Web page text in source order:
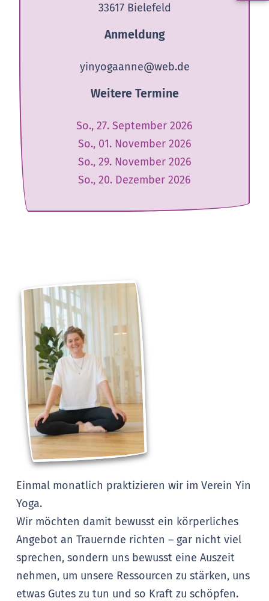
Einmal monatlich praktizieren wir im Verein Yin
Yoga.
Wir möchten damit bewusst ein körperliches
Angebot an Trauernde richten – gar nicht viel
sprechen, sondern uns bewusst eine Auszeit
nehmen, um unsere Ressourcen zu stärken, uns
etwas Gutes zu tun und so Kraft zu schöpfen.
33617 Bielefeld
Anmeldung
yinyogaanne@web.de
Weitere Termine
So., 27. September 2026
So., 01. November 2026
So., 29. November 2026
So., 20. Dezember 2026